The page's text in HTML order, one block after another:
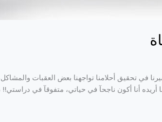
في تحقيق أحلامنا تواجهنا بعض العقبات
أنا أكون ناجحآ في حياتي، متفوقآ في